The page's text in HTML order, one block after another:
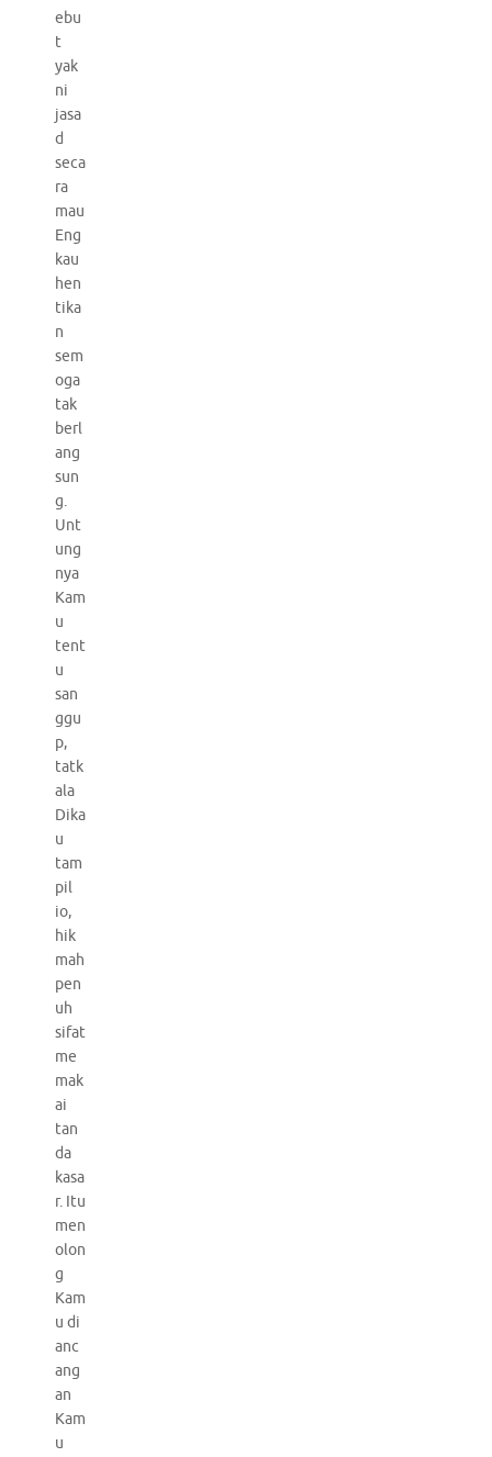
ebu
t
yak
ni
jasa
d
seca
ra
mau
Eng
kau
hen
tika
n
sem
oga
tak
berl
ang
sun
g.
Unt
ung
nya
Kam
u
tent
u
san
ggu
p,
tatk
ala
Dika
u
tam
pil
io,
hik
mah
pen
uh
sifat
me
mak
ai
tan
da
kasa
r. Itu
men
olon
g
Kam
u di
anc
ang
an
Kam
u